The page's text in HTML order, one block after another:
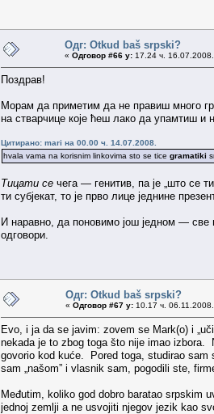
Одг: Otkud baš srpski?
« Одговор #66 у: 17.24 ч.
Поздрав!
Морам да приметим да не правиш много
на стварчице које ћеш лако да упамтиш и
Цитирано: mari на 00.00 ч. 14.07.2008.
hvala vama na korisnim linkovima sto se tice gramatiki
Тицати се чега — генитив, па је „што се
ти субјекат, то је прво лице једнине
И наравно, да поновимо још једном — све
одговори.
Одг: Otkud baš srpski?
« Одговор #67 у: 10.17 ч.
Evo, i ja da se javim: zovem se Mark(o) i
nekada je to zbog toga što nije imao izbora.
govorio kod kuće. Pored toga, studirao sam
sam „našom” i vlasnik sam, pogodili ste,
Međutim, koliko god dobro baratao srpskim
jednoj zemlji a ne usvojiti njegov jezik kao